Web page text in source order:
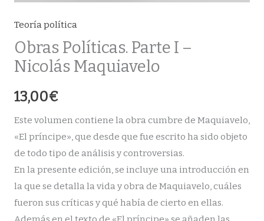
Teoría política
Obras Políticas. Parte I –
Nicolás Maquiavelo
13,00€
Este volumen contiene la obra cumbre de Maquiavelo,
«El príncipe», que desde que fue escrito ha sido objeto
de todo tipo de análisis y controversias.
En la presente edición, se incluye una introducción en
la que se detalla la vida y obra de Maquiavelo, cuáles
fueron sus críticas y qué había de cierto en ellas.